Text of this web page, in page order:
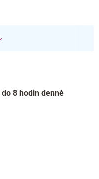
do 8 hodin denně